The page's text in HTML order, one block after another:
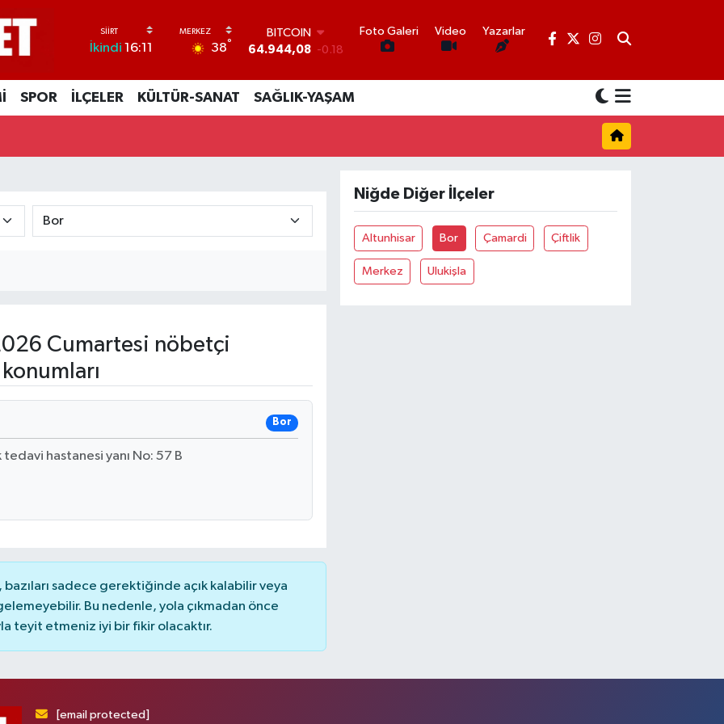
İkindi 16:11 38°
BITCOIN
64.944,08 -0.18
47,7436 0.18
EURO
55,2510 0.32
13.779
Foto Galeri Video Yazarlar
SPOR İLÇELER KÜLTÜR-SANAT SAĞLIK-YAŞAM
Cumartesi nöbetçi
Bor
hastanesi yanı No: 57 B
sadece gerektiğinde açık kalabilir veya
Bu nedenle, yola çıkmadan önce
teyit etmeniz iyi bir fikir olacaktır.
Niğde Diğer İlçeler
Altunhisar Bor Çamardi Çiftlik
Merkez Ulukişla
[email protected]